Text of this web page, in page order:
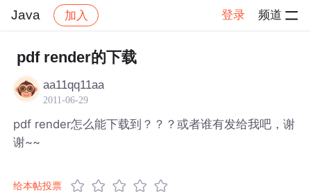
Java 加入 登录 频道
社区 Java 帖子详情
pdf render的下载
aa11qq11aa
2011-06-29
pdf render怎么能下载到？？？或者谁有发给我吧，谢
谢~~
给本帖投票